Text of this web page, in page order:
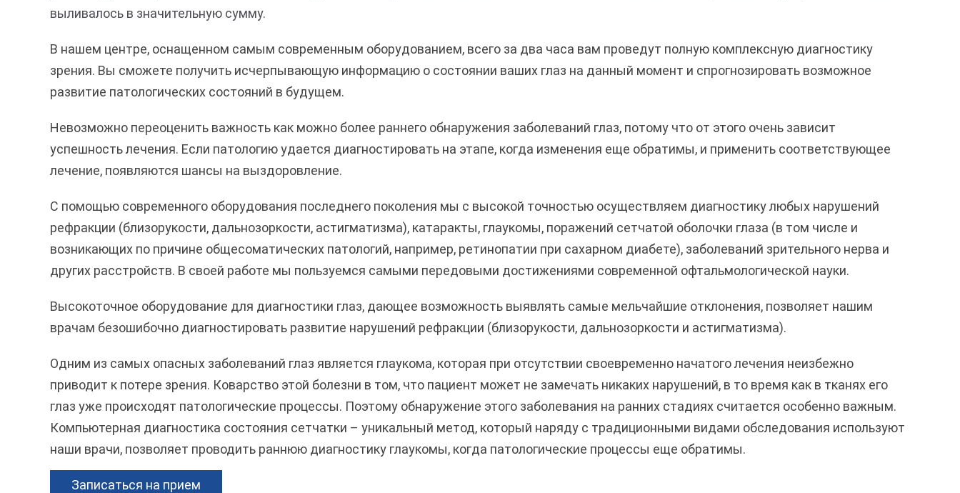
выливалось в значительную сумму.
В нашем центре, оснащенном самым современным оборудованием, всего за два часа вам проведут полную комплексную диагностику
зрения. Вы сможете получить исчерпывающую информацию о состоянии ваших глаз на данный момент и спрогнозировать возможное
развитие патологических состояний в будущем.
Невозможно переоценить важность как можно более раннего обнаружения заболеваний глаз, потому что от этого очень зависит
успешность лечения. Если патологию удается диагностировать на этапе, когда изменения еще обратимы, и применить соответствующее
лечение, появляются шансы на выздоровление.
С помощью современного оборудования последнего поколения мы с высокой точностью осуществляем диагностику любых нарушений
рефракции (близорукости, дальнозоркости, астигматизма), катаракты, глаукомы, поражений сетчатой оболочки глаза (в том числе и
возникающих по причине общесоматических патологий, например, ретинопатии при сахарном диабете), заболеваний зрительного нерва и
других расстройств. В своей работе мы пользуемся самыми передовыми достижениями современной офтальмологической науки.
Высокоточное оборудование для диагностики глаз, дающее возможность выявлять самые мельчайшие отклонения, позволяет нашим
врачам безошибочно диагностировать развитие нарушений рефракции (близорукости, дальнозоркости и астигматизма).
Одним из самых опасных заболеваний глаз является глаукома, которая при отсутствии своевременно начатого лечения неизбежно
приводит к потере зрения. Коварство этой болезни в том, что пациент может не замечать никаких нарушений, в то время как в тканях его
глаз уже происходят патологические процессы. Поэтому обнаружение этого заболевания на ранних стадиях считается особенно важным.
Компьютерная диагностика состояния сетчатки – уникальный метод, который наряду с традиционными видами обследования используют
наши врачи, позволяет проводить раннюю диагностику глаукомы, когда патологические процессы еще обратимы.
Записаться на прием